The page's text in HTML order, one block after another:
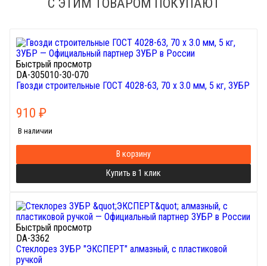
Быстрый просмотр
DA-305010-30-070
Гвозди строительные ГОСТ 4028-63, 70 х 3.0 мм, 5 кг, ЗУБР
910 ₽
В наличии
В корзину
Купить в 1 клик
Быстрый просмотр
DA-3362
Стеклорез ЗУБР "ЭКСПЕРТ" алмазный, с пластиковой
ручкой